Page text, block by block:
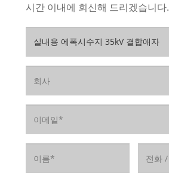
시간 이내에 회신해 드리겠습니다.